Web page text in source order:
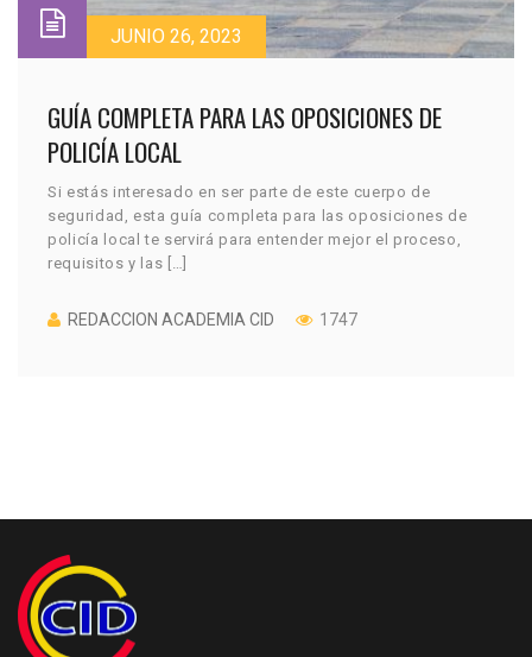
JUNIO 26, 2023
GUÍA COMPLETA PARA LAS OPOSICIONES DE
POLICÍA LOCAL
Si estás interesado en ser parte de este cuerpo de
seguridad, esta guía completa para las oposiciones de
policía local te servirá para entender mejor el proceso,
requisitos y las […]
REDACCION ACADEMIA CID 1747